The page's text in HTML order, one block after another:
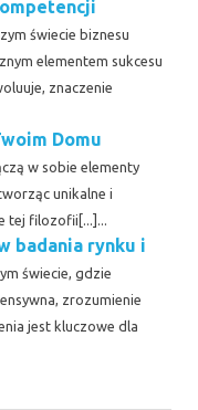
świecie biznesu
elementem sukcesu
znaczenie
Domu
w sobie elementy
unikalne i
tej filozofii[...]...
badania rynku i
świecie, gdzie
zrozumienie
jest kluczowe dla